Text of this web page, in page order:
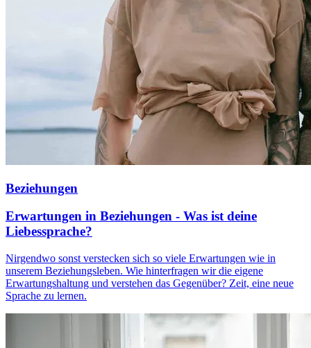
Beziehungen
Erwartungen in Beziehungen - Was ist deine
Liebessprache?
Nirgendwo sonst verstecken sich so viele Erwartungen wie in
unserem Beziehungsleben. Wie hinterfragen wir die eigene
Erwartungshaltung und verstehen das Gegenüber? Zeit, eine neue
Sprache zu lernen.